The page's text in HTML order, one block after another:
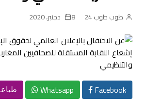
طوب طوب 24 8 دجنبر، 2020
Facebook
Whatsapp